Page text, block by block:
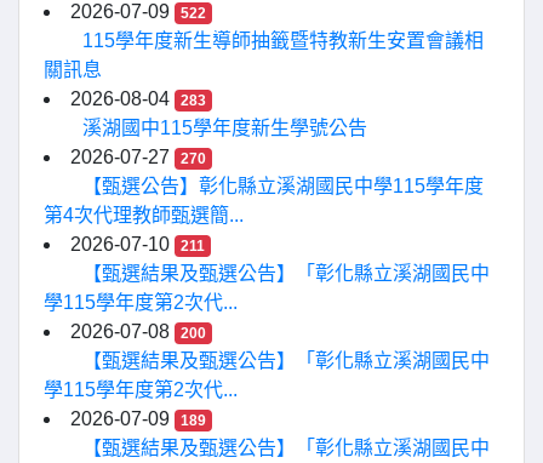
2026-07-09
522
115學年度新生導師抽籤暨特教新生安置會議相
關訊息
2026-08-04
283
溪湖國中115學年度新生學號公告
2026-07-27
270
【甄選公告】彰化縣立溪湖國民中學115學年度
第4次代理教師甄選簡...
2026-07-10
211
【甄選結果及甄選公告】「彰化縣立溪湖國民中
學115學年度第2次代...
2026-07-08
200
【甄選結果及甄選公告】「彰化縣立溪湖國民中
學115學年度第2次代...
2026-07-09
189
【甄選結果及甄選公告】「彰化縣立溪湖國民中